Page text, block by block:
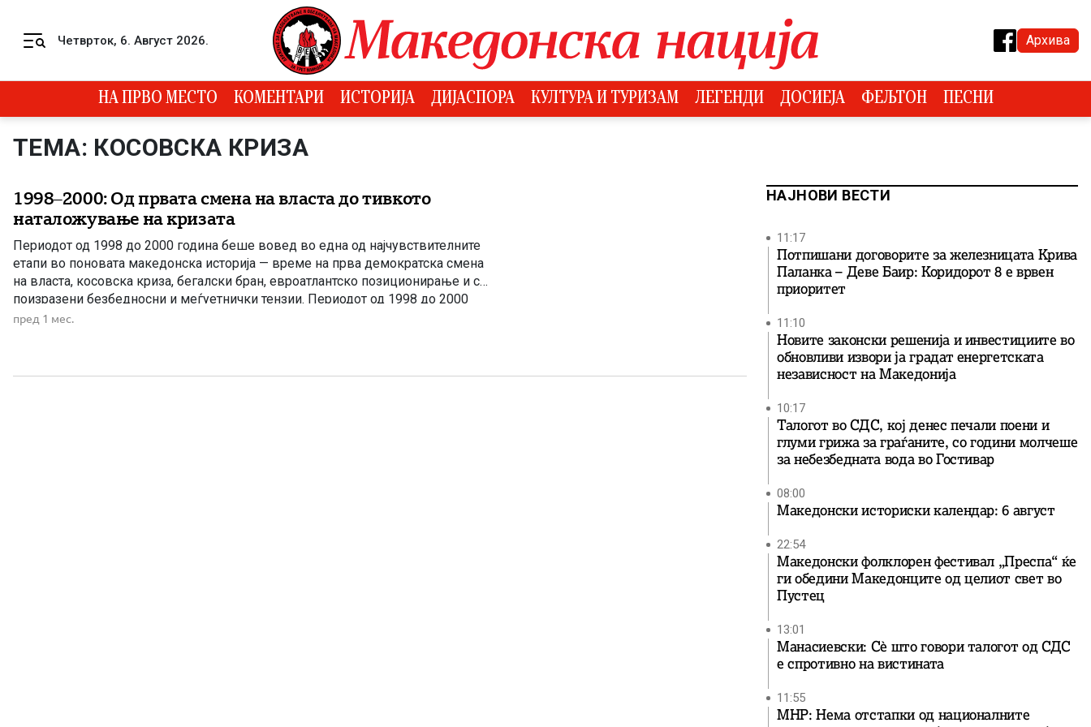
Четврток, 6. Август 2026. Архива
НА ПРВО МЕСТО КОМЕНТАРИ ИСТОРИЈА ДИЈАСПОРА КУЛТУРА И ТУРИЗАМ ЛЕГЕНДИ ДОСИЕЈА ФЕЉТОН ПЕСНИ
ТЕМА: КОСОВСКА КРИЗА
1998–2000: Од првата смена на власта до тивкото
наталожување на кризата
Периодот од 1998 до 2000 година беше вовед во една од најчувствителните
етапи во поновата македонска историја — време на прва демократска смена
на власта, косовска криза, бегалски бран, евроатлантско позиционирање и сè
поизразени безбедносни и меѓуетнички тензии. Периодот од 1998 до 2000
година претставува прв дел од една од најбурните и најчувствителни етапи во
пред 1 мес.
НАЈНОВИ ВЕСТИ
11:17
Потпишани договорите за железницата Крива
Паланка – Деве Баир: Коридорот 8 е врвен
приоритет
11:10
Новите законски решенија и инвестициите во
обновливи извори ја градат енергетската
независност на Македонија
10:17
Талогот во СДС, кој денес печали поени и
глуми грижа за граѓаните, со години молчеше
за небезбедната вода во Гостивар
08:00
Македонски историски календар: 6 август
22:54
Македонски фолклорен фестивал „Преспа“ ќе
ги обедини Македонците од целиот свет во
Пустец
13:01
Манасиевски: Сè што говори талогот од СДС
е спротивно на вистината
11:55
МНР: Нема отстапки од националните